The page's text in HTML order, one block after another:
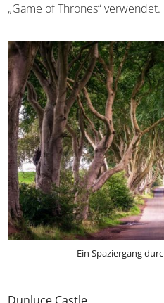
Allee besteht aushunderten
und einen wunderschönen
ein oder anderem vielleicht
und wurden unter anderem in
„Game of Thrones“ verwendet.